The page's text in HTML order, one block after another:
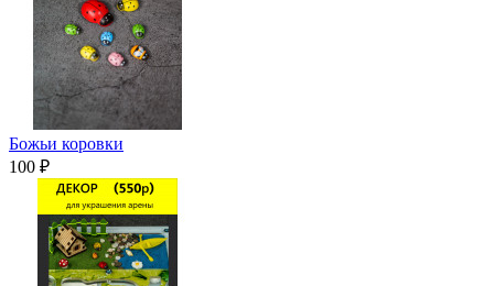
Божьи коровки
100 ₽